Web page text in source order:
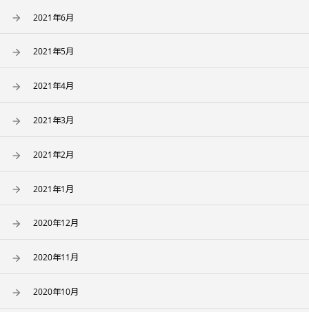
2021年6月
2021年5月
2021年4月
2021年3月
2021年2月
2021年1月
2020年12月
2020年11月
2020年10月